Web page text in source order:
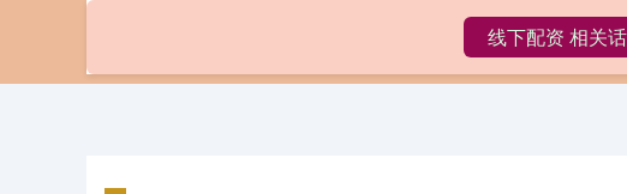
线下配资
线下配资 相关